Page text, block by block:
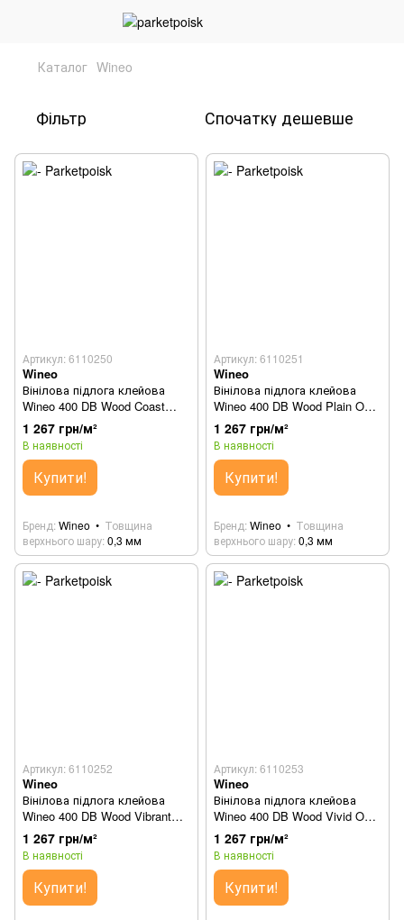
Каталог Wineo
Фільтр Спочатку дешевше
Артикул: 6110250
Wineo
Вінілова підлога клейова
Wineo 400 DB Wood Coast
Pine Greige DB280WL
1 267 грн/м²
В наявності
Купити!
Бренд Wineo
Товщина
верхнього шару 0,3 мм
Артикул: 6110251
Wineo
Вінілова підлога клейова
Wineo 400 DB Wood Plain Oak
Beige DB281WL
1 267 грн/м²
В наявності
Купити!
Бренд Wineo
Товщина
верхнього шару 0,3 мм
Артикул: 6110252
Wineo
Вінілова підлога клейова
Wineo 400 DB Wood Vibrant
Oak Beige DB282WL
1 267 грн/м²
В наявності
Купити!
Артикул: 6110253
Wineo
Вінілова підлога клейова
Wineo 400 DB Wood Vivid Oak
Nature DB283WL
1 267 грн/м²
В наявності
Купити!